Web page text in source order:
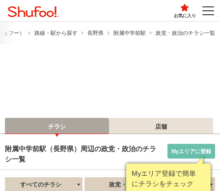
お気に入り
フー） 路線・駅から探す 長野県 附属中学前駅 政党・政治のチラシ一覧
チラシ 店舗
附属中学前駅（長野県）周辺の政党・政治のチラ
シ一覧
Myエリア登録で簡単
にチラシをチェック
Myエリアに登録
すべてのチラシ 政党・政治 新着順